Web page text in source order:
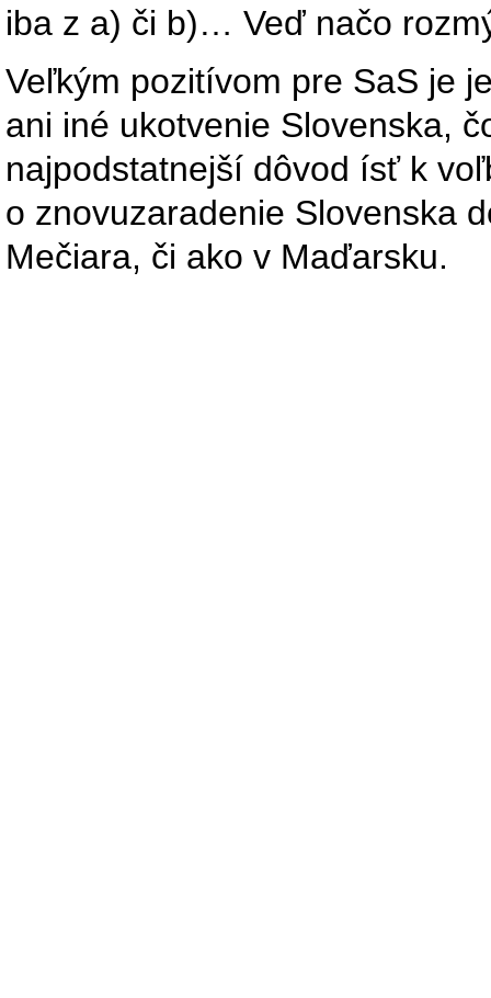
iba z a) či b)… Veď načo
Veľkým pozitívom pre SaS je
ani iné ukotvenie Slovenska,
najpodstatnejší dôvod ísť k
o znovuzaradenie Slovenska
Mečiara, či ako v Maďarsku.